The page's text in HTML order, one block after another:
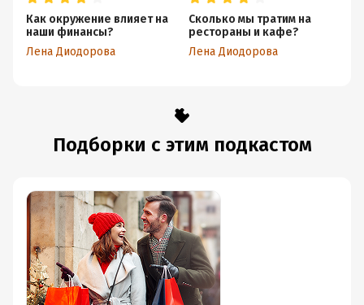
Как окружение влияет на
наши финансы?
Лена Диодорова
Сколько мы тратим на
рестораны и кафе?
Лена Диодорова
Подборки с этим подкастом